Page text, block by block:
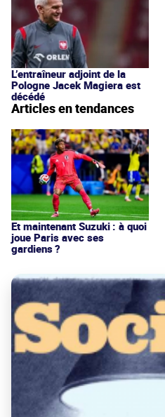
L’entraîneur adjoint de la
Pologne Jacek Magiera est
décédé
Articles en tendances
Et maintenant Suzuki : à quoi
joue Paris avec ses
gardiens ?